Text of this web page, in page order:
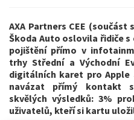
AXA Partners CEE (součást
Škoda Auto oslovila řidiče
pojištění přímo v
trhy Střední a Východní
digitálních karet pro
navázat přímý kontakt
skvělých výsledků: 3%
uživatelů, kteří si kartu
přijmoutneboodmítnout
po dobu6 měsíců.
souborů cookie můžete
s některými volitelnými
jejich kategorii, a to:
Okamžitě kliknutím na
volby“ níže, nebo